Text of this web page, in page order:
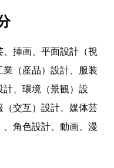
挿画、平面設計（視
（産品）設計、服装
、環境（景観）設
交互）設計、媒体芸
角色設計、動画、漫